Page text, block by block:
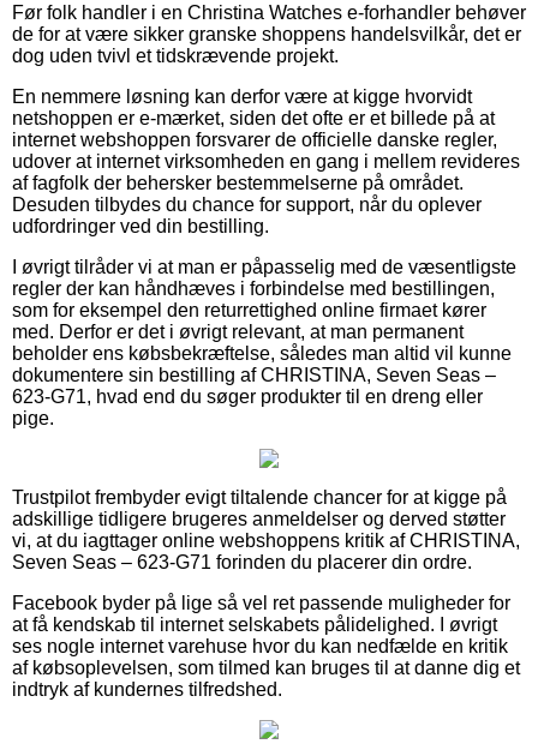
Før folk handler i en Christina Watches e-forhandler behøver
de for at være sikker granske shoppens handelsvilkår, det er
dog uden tvivl et tidskrævende projekt.
En nemmere løsning kan derfor være at kigge hvorvidt
netshoppen er e-mærket, siden det ofte er et billede på at
internet webshoppen forsvarer de officielle danske regler,
udover at internet virksomheden en gang i mellem revideres
af fagfolk der behersker bestemmelserne på området.
Desuden tilbydes du chance for support, når du oplever
udfordringer ved din bestilling.
I øvrigt tilråder vi at man er påpasselig med de væsentligste
regler der kan håndhæves i forbindelse med bestillingen,
som for eksempel den returrettighed online firmaet kører
med. Derfor er det i øvrigt relevant, at man permanent
beholder ens købsbekræftelse, således man altid vil kunne
dokumentere sin bestilling af CHRISTINA, Seven Seas –
623-G71, hvad end du søger produkter til en dreng eller
pige.
Trustpilot frembyder evigt tiltalende chancer for at kigge på
adskillige tidligere brugeres anmeldelser og derved støtter
vi, at du iagttager online webshoppens kritik af CHRISTINA,
Seven Seas – 623-G71 forinden du placerer din ordre.
Facebook byder på lige så vel ret passende muligheder for
at få kendskab til internet selskabets pålidelighed. I øvrigt
ses nogle internet varehuse hvor du kan nedfælde en kritik
af købsoplevelsen, som tilmed kan bruges til at danne dig et
indtryk af kundernes tilfredshed.